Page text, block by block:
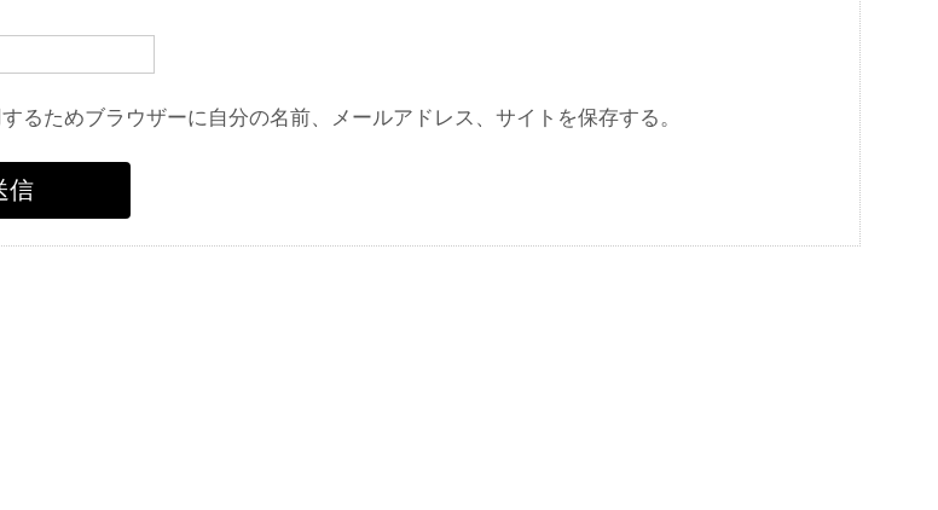
るためブラウザーに自分の名前、メールアドレス、サイトを保存する。